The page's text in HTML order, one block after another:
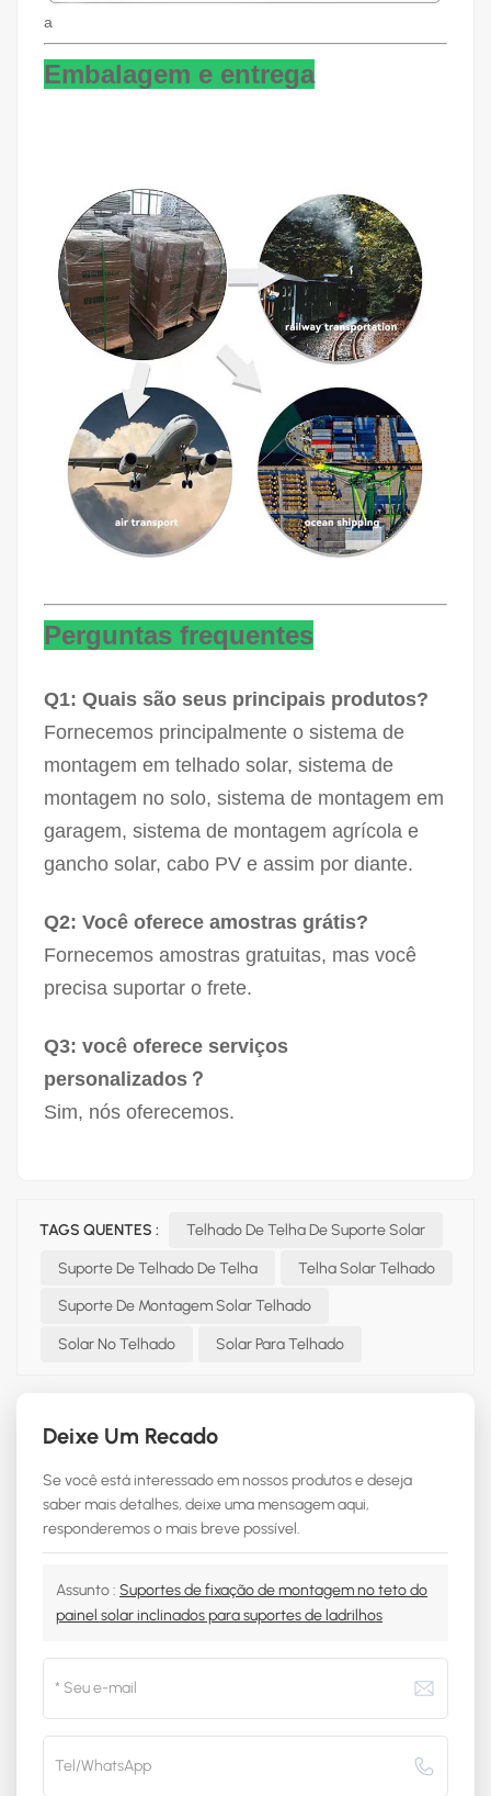
a
Embalagem e entrega
Perguntas frequentes
Q1: Quais são seus principais produtos?
Fornecemos principalmente o sistema de
montagem em telhado solar, sistema de
montagem no solo, sistema de montagem em
garagem, sistema de montagem agrícola e
gancho solar, cabo PV e assim por diante.
Q2: Você oferece amostras grátis?
Fornecemos amostras gratuitas, mas você
precisa suportar o frete.
Q3: você oferece serviços
personalizados？
Sim, nós oferecemos.
TAGS QUENTES : Telhado De Telha De Suporte Solar
Suporte De Telhado De Telha Telha Solar Telhado
Suporte De Montagem Solar Telhado
Solar No Telhado Solar Para Telhado
Deixe Um Recado
Se você está interessado em nossos produtos e deseja
saber mais detalhes, deixe uma mensagem aqui,
responderemos o mais breve possível.
Assunto : Suportes de fixação de montagem no teto do
painel solar inclinados para suportes de ladrilhos